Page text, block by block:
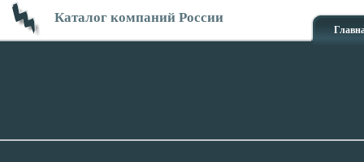
Каталог компаний России